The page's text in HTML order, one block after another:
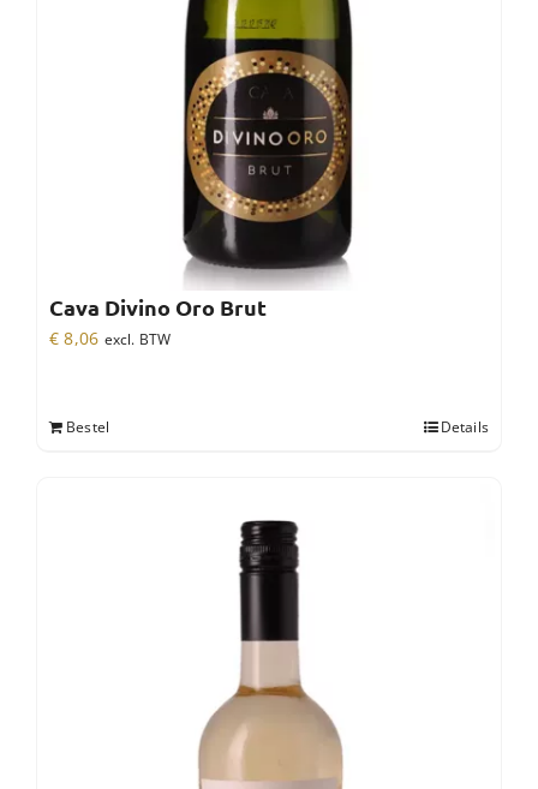
Cava Divino Oro Brut
€ 8,06 excl. BTW
Bestel Details